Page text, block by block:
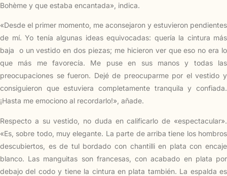
Bohème y que estaba encantada», indica.
«Desde el primer momento, me aconsejaron y estuvieron pendientes
de mí. Yo tenía algunas ideas equivocadas: quería la cintura más
baja o un vestido en dos piezas; me hicieron ver que eso no era lo
que más me favorecía. Me puse en sus manos y todas las
preocupaciones se fueron. Dejé de preocuparme por el vestido y
consiguieron que estuviera completamente tranquila y confiada.
¡Hasta me emociono al recordarlo!», añade.
Respecto a su vestido, no duda en calificarlo de «espectacular».
«Es, sobre todo, muy elegante. La parte de arriba tiene los hombros
descubiertos, es de tul bordado con chantilli en plata con encaje
blanco. Las manguitas son francesas, con acabado en plata por
debajo del codo y tiene la cintura en plata también. La espalda es